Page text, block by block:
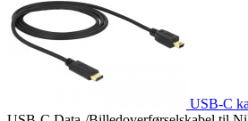
USB-C